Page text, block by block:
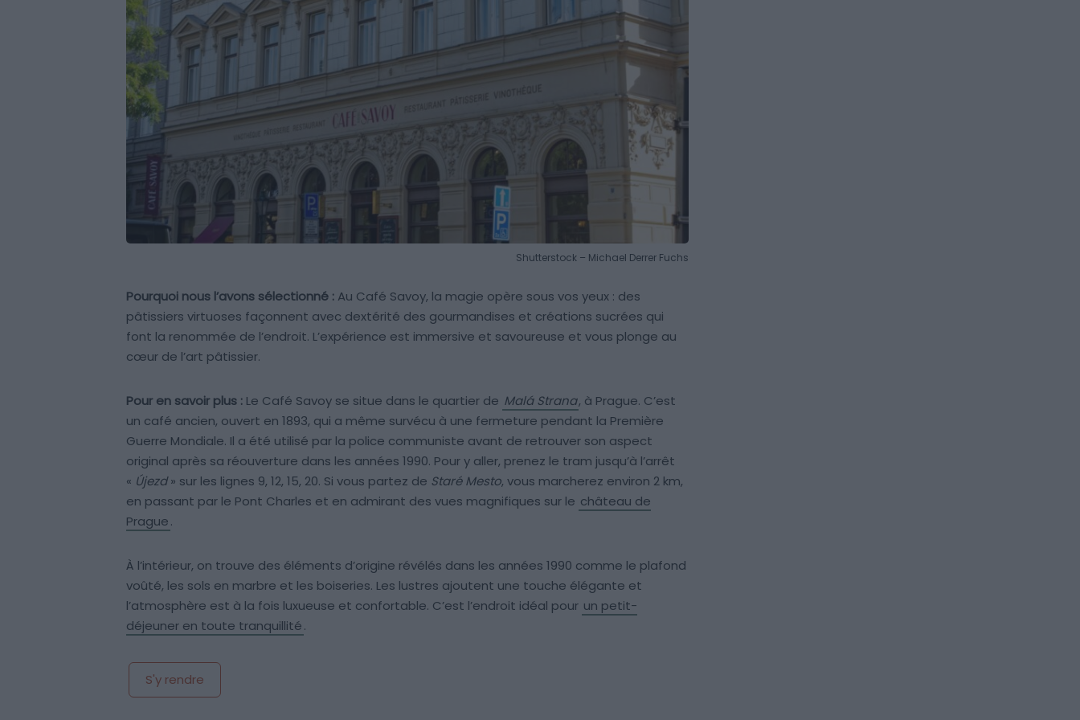
Shutterstock – Michael Derrer Fuchs
Pourquoi nous l’avons sélectionné : Au Café Savoy, la magie opère sous vos yeux : des
pâtissiers virtuoses façonnent avec dextérité des gourmandises et créations sucrées qui
font la renommée de l’endroit. L’expérience est immersive et savoureuse et vous plonge au
cœur de l’art pâtissier.
Pour en savoir plus : Le Café Savoy se situe dans le quartier de Malá Strana, à Prague. C’est
un café ancien, ouvert en 1893, qui a même survécu à une fermeture pendant la Première
Guerre Mondiale. Il a été utilisé par la police communiste avant de retrouver son aspect
original après sa réouverture dans les années 1990. Pour y aller, prenez le tram jusqu’à l’arrêt
« Újezd» sur les lignes 9, 12, 15, 20. Si vous partez de Staré Mesto, vous marcherez environ 2 km,
en passant par le Pont Charles et en admirant des vues magnifiques sur le château de
Prague.
À l’intérieur, on trouve des éléments d’origine révélés dans les années 1990 comme le plafond
voûté, les sols en marbre et les boiseries. Les lustres ajoutent une touche élégante et
l’atmosphère est à la fois luxueuse et confortable. C’est l’endroit idéal pour un petit-
déjeuner en toute tranquillité.
S'y rendre